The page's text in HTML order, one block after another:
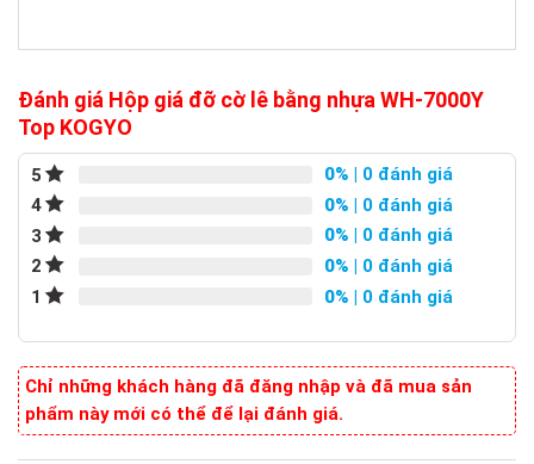
Đánh giá Hộp giá đỡ cờ lê bằng nhựa WH-7000Y
Top KOGYO
5 0% | 0 đánh giá
4
0% | 0 đánh giá
3
0% | 0 đánh giá
2
0% | 0 đánh giá
1
0% | 0 đánh giá
Chỉ những khách hàng đã đăng nhập và đã mua sản
phẩm này mới có thể để lại đánh giá.